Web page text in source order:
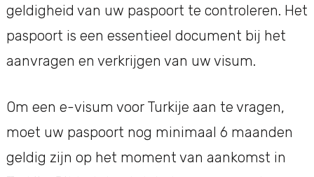
geldigheid van uw paspoort te controleren. Het
paspoort is een essentieel document bij het
aanvragen en verkrijgen van uw visum.
Om een e-visum voor Turkije aan te vragen,
moet uw paspoort nog minimaal 6 maanden
geldig zijn op het moment van aankomst in